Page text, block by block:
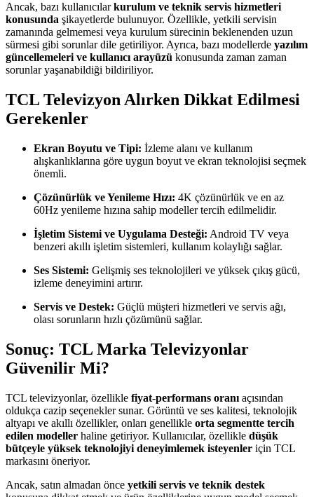
Ancak, bazı kullanıcılarkurulum ve teknik servis hizmetleri
konusunda şikayetlerde bulunuyor. Özellikle, yetkili servisin
zamanında gelmemesi veya kurulum sürecinin beklenenden uzun
sürmesi gibi sorunlar dile getiriliyor. Ayrıca, bazı modellerde yazılım
güncellemeleri ve kullanıcı arayüzü konusunda zaman zaman
sorunlar yaşanabildiği bildiriliyor.
TCL Televizyon Alırken Dikkat Edilmesi
Gerekenler
Ekran Boyutu ve Tipi: İzleme alanı ve kullanım
alışkanlıklarına göre uygun boyut ve ekran teknolojisi seçmek
önemli.
Çözünürlük ve Yenileme Hızı: 4K çözünürlük ve en az
60Hz yenileme hızına sahip modeller tercih edilmelidir.
İşletim Sistemi ve Uygulama Desteği: Android TV veya
benzeri akıllı işletim sistemleri, kullanım kolaylığı sağlar.
Ses Sistemi: Gelişmiş ses teknolojileri ve yüksek çıkış gücü,
izleme deneyimini artırır.
Servis ve Destek: Güçlü müşteri hizmetleri ve servis ağı,
olası sorunların hızlı çözümünü sağlar.
Sonuç: TCL Marka Televizyonlar
Güvenilir Mi?
TCL televizyonlar, özellikle fiyat-performans oranı açısından
oldukça cazip seçenekler sunar. Görüntü ve ses kalitesi, teknolojik
altyapı ve akıllı özellikler, onları genellikle orta segmentte tercih
edilen modeller haline getiriyor. Kullanıcılar, özellikle düşük
bütçeyle yüksek teknolojiyi deneyimlemek isteyenler için TCL
markasını öneriyor.
Ancak, satın almadan önce yetkili servis ve teknik destek